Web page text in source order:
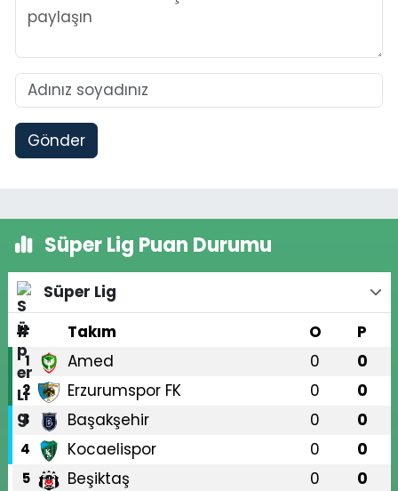
Gönder
Süper Lig Puan Durumu
Süper Lig
#
Takım O P
1 Amed 0 0
2 Erzurumspor FK 0 0
3 Başakşehir 0 0
4 Kocaelispor 0 0
5 Beşiktaş 0 0